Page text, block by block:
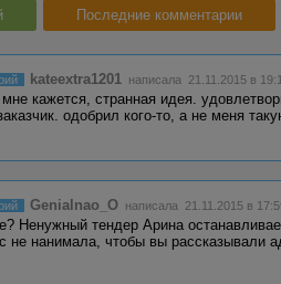
Последние комментарии
kateextra1201 написала 21.11.2015 в
мне кажется, странная идея.
одобрил кого-то, а не меня
Genialnao_O написала 21.11.2015 в
Ненужный тендер Арина
не нанимала, чтобы вы рассказывали